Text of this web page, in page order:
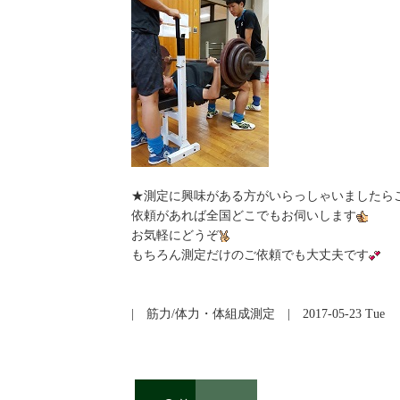
★測定に興味がある方がいらっしゃいましたら
依頼があれば全国どこでもお伺いします
お気軽にどうぞ
もちろん測定だけのご依頼でも大丈夫です
筋力/体力・体組成測定 | 2017-05-23 Tue